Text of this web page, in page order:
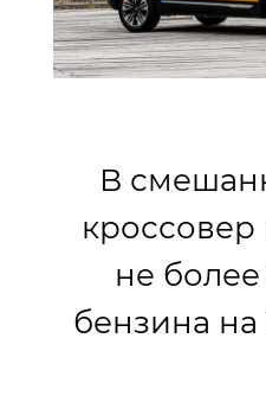
В
кроссовер
не более
бензина на